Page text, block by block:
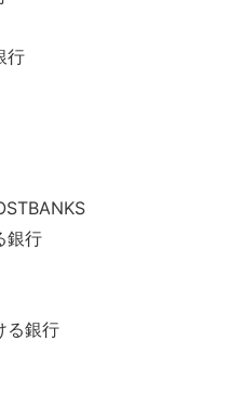
行
銀行
る銀行